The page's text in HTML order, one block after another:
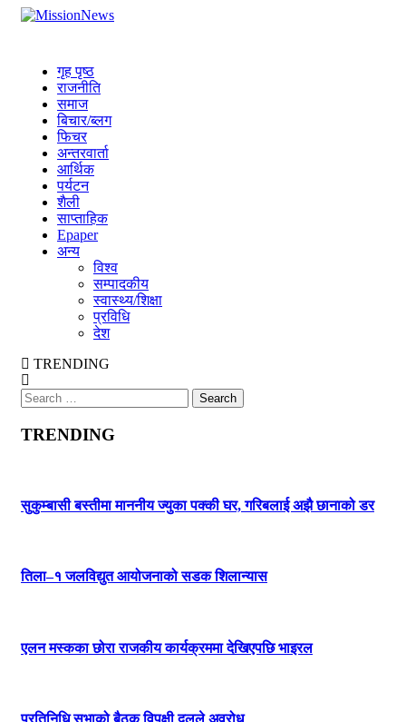
Skip
गृह पृष्ठ
राजनीति
समाज
बिचार/ब्लग
फिचर
अन्तरवार्ता
आर्थिक
पर्यटन
शैली
साप्ताहिक
Epaper
अन्य
विश्व
सम्पादकीय
स्वास्थ्य/शिक्षा
प्रविधि
देश
TRENDING
Search
for:
TRENDING
सुकुम्बासी बस्तीमा माननीय ज्युका पक्की घर, गरिबलाई अझै छानाको डर
तिला–१ जलविद्युत आयोजनाको सडक शिलान्यास
एलन मस्कका छोरा राजकीय कार्यक्रममा देखिएपछि भाइरल